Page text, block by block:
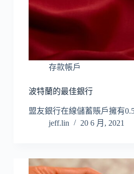
存款帳戶
波特蘭的最佳銀行
盟友銀行在線儲蓄賬戶擁有
jeff.lin
20 6 月, 2021